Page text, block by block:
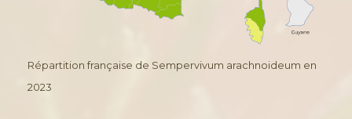
Répartition française de Sempervivum arachnoideum en
2023